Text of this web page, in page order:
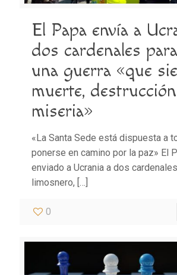
El Papa envía a
dos cardenales
una guerra «que
muerte,
miseria»
«La Santa Sede está dispuesta a
ponerse en camino por la paz» El
enviado a Ucrania a dos
limosnero, […]
0